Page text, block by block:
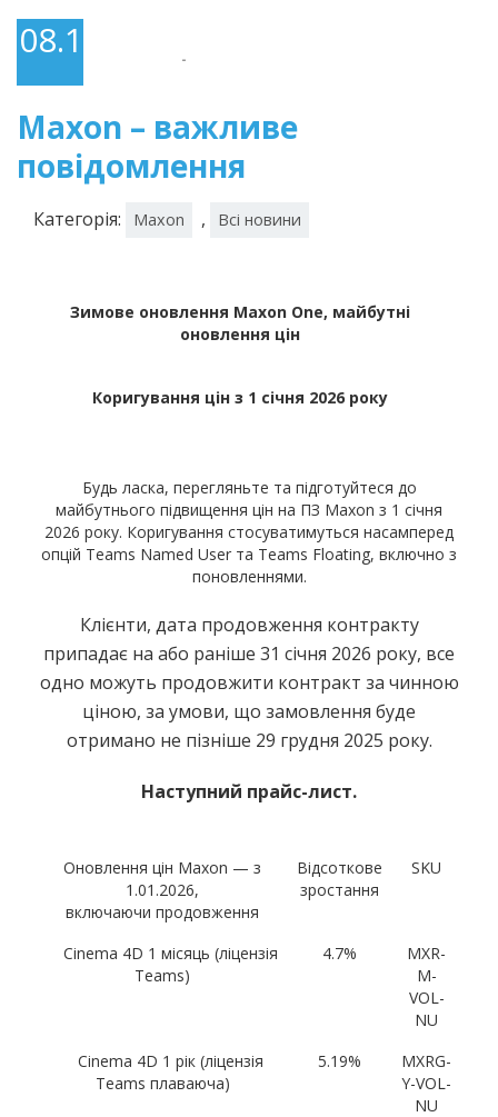
08.12.2025 -
Maxon – важливе
повідомлення
Категорія: Maxon , Всі новини
Зимове оновлення Maxon One, майбутні
оновлення цін
Коригування цін з 1 січня 2026 року
Будь ласка, перегляньте та підготуйтеся до
майбутнього підвищення цін на ПЗ Maxon з 1 січня
2026 року. Коригування стосуватимуться насамперед
опцій Teams Named User та Teams Floating, включно з
поновленнями.
Клієнти, дата продовження контракту
припадає на або раніше 31 січня 2026 року, все
одно можуть продовжити контракт за чинною
ціною, за умови, що замовлення буде
отримано не пізніше 29 грудня 2025 року.
Наступний прайс-лист.
Оновлення цін Maxon — з
1.01.2026,
включаючи продовження
Відсоткове
зростання
SKU
Cinema 4D 1 місяць (ліцензія
Teams)
4.7%
MXR-
M-
VOL-
NU
Cinema 4D 1 рік (ліцензія
Teams плаваюча)
5.19%
MXRG-
Y-VOL-
NU